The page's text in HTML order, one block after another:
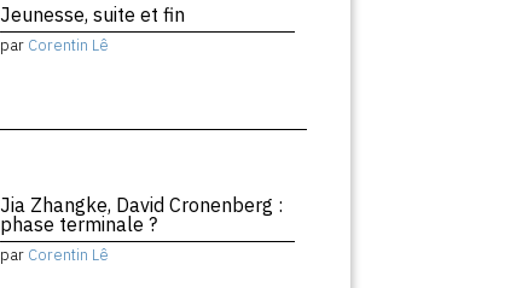
Jeunesse, suite et fin
par Corentin Lê
Jia Zhangke, David Cronenberg :
phase terminale ?
par Corentin Lê